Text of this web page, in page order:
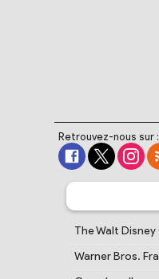
Retrouvez-nous sur :
The Walt
Warner Bros.